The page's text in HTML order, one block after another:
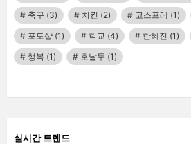
축구 (3) 치킨 (2) 코스프레 (1)
포토샵 (1) 학교 (4) 한혜진 (1)
행복 (1) 호날두 (1)
실시간 트렌드